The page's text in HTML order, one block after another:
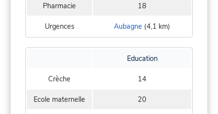
Pharmacie 18
Urgences Aubagne (4,1 km)
Education
Crèche 14
Ecole maternelle 20